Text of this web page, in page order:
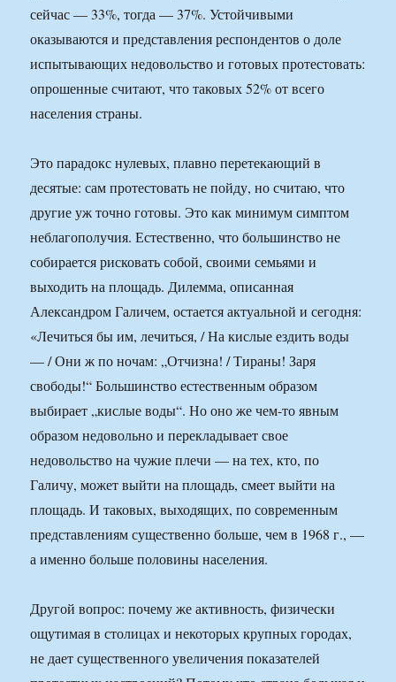
сейчас — 33%, тогда — 37%. Устойчивыми
оказываются и представления респондентов о доле
испытывающих недовольство и готовых протестовать:
опрошенные считают, что таковых 52% от всего
населения страны.
Это парадокс нулевых, плавно перетекающий в
десятые: сам протестовать не пойду, но считаю, что
другие уж точно готовы. Это как минимум симптом
неблагополучия. Естественно, что большинство не
собирается рисковать собой, своими семьями и
выходить на площадь. Дилемма, описанная
Александром Галичем, остается актуальной и сегодня:
«Лечиться бы им, лечиться, / На кислые ездить воды
— / Они ж по ночам: „Отчизна! / Тираны! Заря
свободы!“ Большинство естественным образом
выбирает „кислые воды“. Но оно же чем-то явным
образом недовольно и перекладывает свое
недовольство на чужие плечи — на тех, кто, по
Галичу, может выйти на площадь, смеет выйти на
площадь. И таковых, выходящих, по современным
представлениям существенно больше, чем в 1968 г., —
а именно больше половины населения.
Другой вопрос: почему же активность, физически
ощутимая в столицах и некоторых крупных городах,
не дает существенного увеличения показателей